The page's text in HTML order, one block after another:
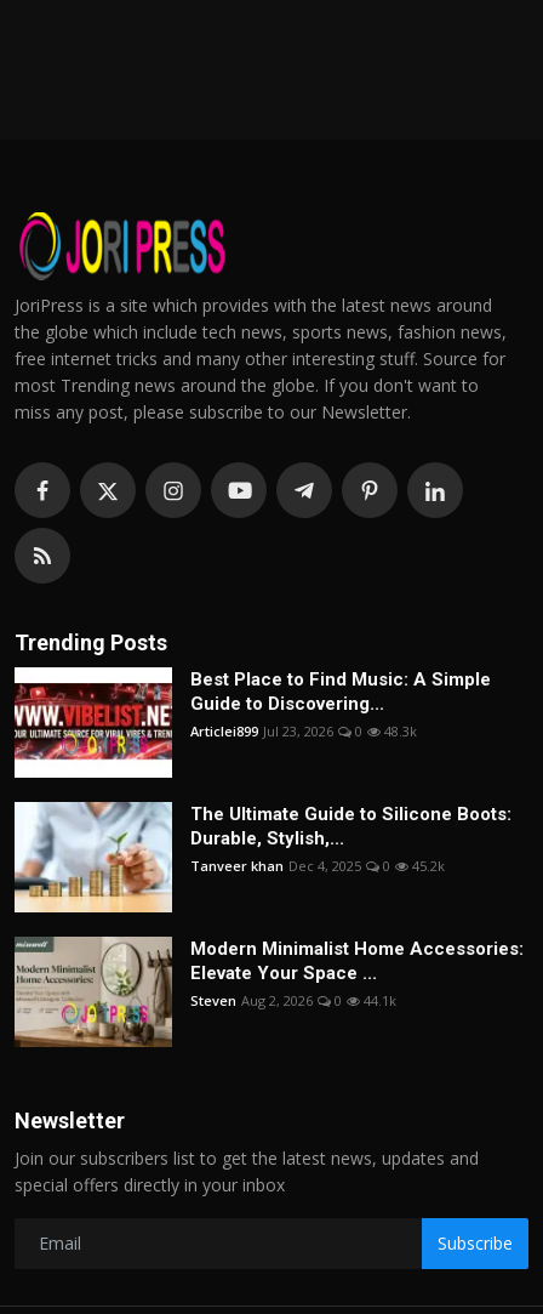
JoriPress is a site which provides with the latest news around
the globe which include tech news, sports news, fashion news,
free internet tricks and many other interesting stuff. Source for
most Trending news around the globe. If you don't want to
miss any post, please subscribe to our Newsletter.
Trending Posts
Best Place to Find Music: A Simple
Guide to Discovering...
Articlei899 Jul 23, 2026 0 48.3k
The Ultimate Guide to Silicone Boots:
Durable, Stylish,...
Tanveer khan Dec 4, 2025 0 45.2k
Modern Minimalist Home Accessories:
Elevate Your Space ...
Steven Aug 2, 2026 0 44.1k
Newsletter
Join our subscribers list to get the latest news, updates and
special offers directly in your inbox
Subscribe